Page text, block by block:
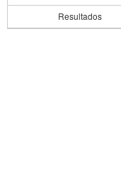
Resultados